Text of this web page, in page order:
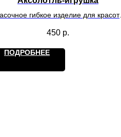
гибкое изделие для красоты
антистресс.
450 р.
ПОДРОБНЕЕ